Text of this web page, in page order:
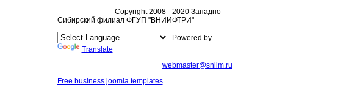
Copyright 2008 - 2020 Западно-
Сибирский филиал ФГУП "ВНИИФТРИ"
Powered by
Translate
webmaster@sniim.ru
Free business joomla templates